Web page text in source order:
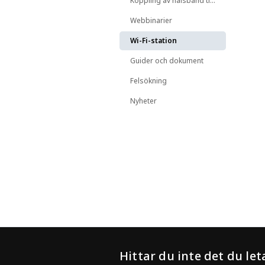
Webbinarier
Wi-Fi-station
Guider och dokument
Felsökning
Nyheter
Hittar du inte det du